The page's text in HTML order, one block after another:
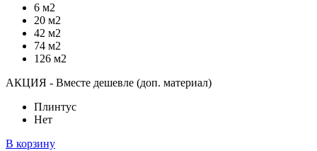
6 м2
20 м2
42 м2
74 м2
126 м2
АКЦИЯ - Вместе дешевле (доп. материал)
Плинтус
Нет
В корзину